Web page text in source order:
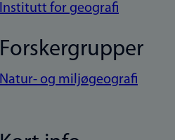
Institutt for geografi
Forskergrupper
Natur- og miljøgeografi